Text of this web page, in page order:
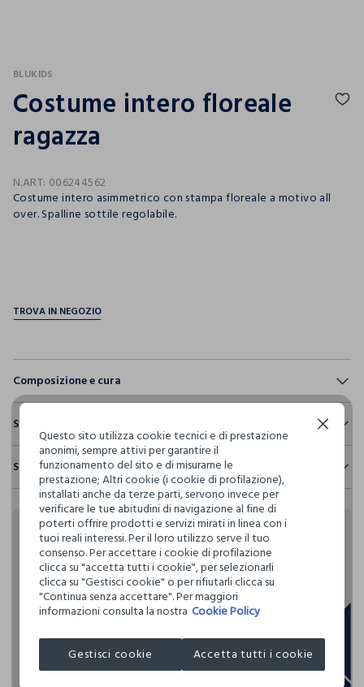
BLUKIDS
Costume intero floreale
ragazza
N.ART: 006244562
Costume intero asimmetrico con stampa floreale a motivo all
over. Spalline sottile regolabile.
Composizione e cura
Composizione:
FODERA: 100% POLIESTERE
NON CANDEGGIARE
TEMPERATURA MASSIMA 40°C - PROCEDURA DELICATA
NON LAVARE A SECCO
ASCIUGATURA A TAMBURO AMMESSA TEMPERATURA
RIDOTTA
NON STIRARE
Sostenibilità e trasparenza
Sicurezza
Il 100% dei nostri articoli viene sottoposto a test chimico-
fisici, per verificarne il rispetto dei limiti che abbiamo
definito per l’uso di sostanze chimiche, talvolta anche più
restrittivi rispetto a quelli previsti dalla normativa
internazionale.
Clicca qui per vedere i dettagli
I nostri fornitori
ORITEX INTERNATIONAL LIMITED
MADE IN CHINA
Spedizione e resi
Hai fino a 30 giorni dalla consegna del tuo ordine online per
cambiare idea e restituire i prodotti che hai acquistato.
Rendi speciali i tuoi
acquisti
Blukids card e Blukids Club sono le carte fedeltà che
speciali i tuoi acquisti: ti aspettano vantaggi, promozioni e
sorprese pensate solo per te tutto l'anno!
Questo sito utilizza cookie tecnici e di prestazione
anonimi, sempre attivi per garantire il
funzionamento del sito e di misurarne le
prestazione; Altri cookie (i cookie di profilazione),
installati anche da terze parti, servono invece per
verificare le tue abitudini di navigazione al fine di
poterti offrire prodotti e servizi mirati in linea con i
tuoi reali interessi. Per il loro utilizzo serve il tuo
consenso. Per accettare i cookie di profilazione
clicca su "accetta tutti i cookie", per selezionarli
clicca su "Gestisci cookie" o per rifiutarli clicca su
"Continua senza accettare". Per maggiori
informazioni consulta la nostra Cookie Policy
Gestisci cookie Accetta tutti i cookie
Continua senza accettare